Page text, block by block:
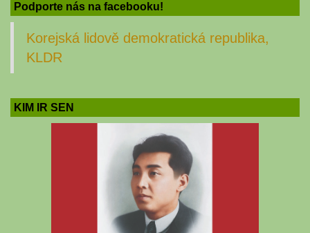
Podporte nás na facebooku!
Korejská lidově demokratická republika,
KLDR
KIM IR SEN